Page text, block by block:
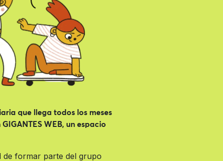
que llega todos los meses
WEB, un espacio
de formar parte del grupo